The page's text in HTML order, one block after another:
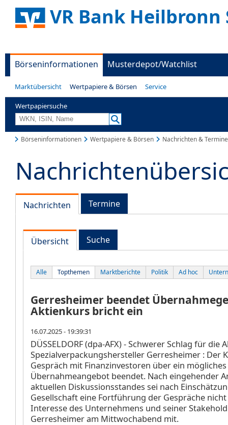
VR Bank Heilbronn
Börseninformationen Musterdepot/Watchlist
Marktübersicht Wertpapiere & Börsen Service
Wertpapiersuche
Börseninformationen Wertpapiere & Börsen Nachrichten & Termine
Nachrichten Termine
Übersicht Suche
Alle Topthemen Marktberichte Politik Ad hoc
Gerresheimer beendet
Aktienkurs bricht ein
16.07.2025 - 19:39:31
DÜSSELDORF (dpa-AFX) - Schwerer Schlag für die
Spezialverpackungshersteller Gerresheimer : Der
Gespräch mit Finanzinvestoren über ein mögliches
Übernahmeangebot beendet. Nach eingehender
aktuellen Diskussionsstandes sei nach
Gesellschaft eine Fortführung der Gespräche
Interesse des Unternehmens und seiner
Gerresheimer am Mittwochabend mit.